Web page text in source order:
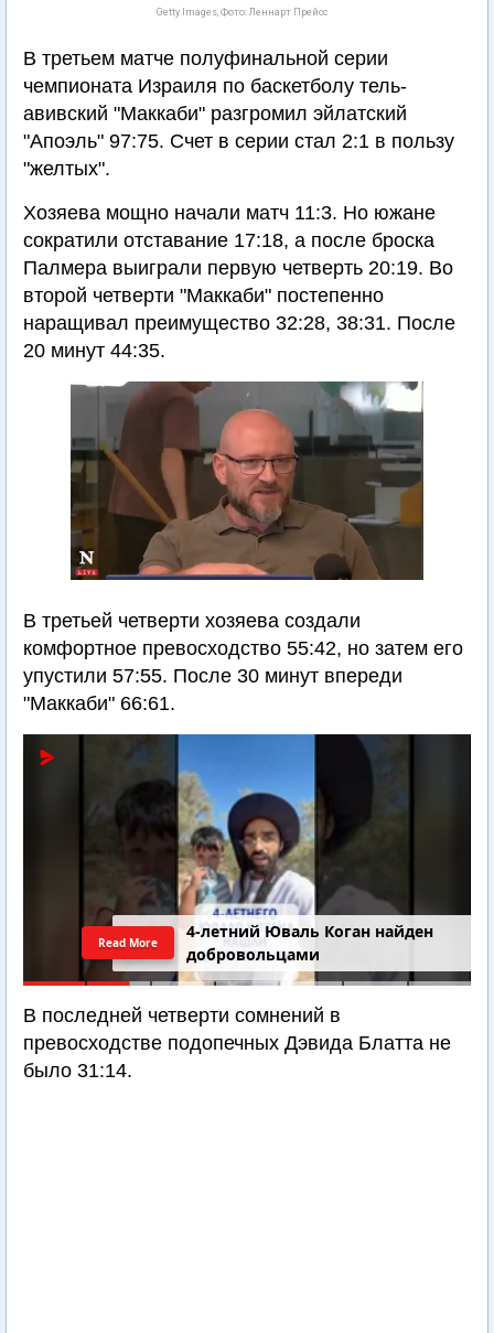
Getty Images, Фото: Леннарт Прейсс
В третьем матче полуфинальной серии
чемпионата Израиля по баскетболу тель-
авивский "Маккаби" разгромил эйлатский
"Апоэль" 97:75. Счет в серии стал 2:1 в пользу
"желтых".
Хозяева мощно начали матч 11:3. Но южане
сократили отставание 17:18, а после броска
Палмера выиграли первую четверть 20:19. Во
второй четверти "Маккаби" постепенно
наращивал преимущество 32:28, 38:31. После
20 минут 44:35.
В третьей четверти хозяева создали
комфортное превосходство 55:42, но затем его
упустили 57:55. После 30 минут впереди
"Маккаби" 66:61.
4-летний Юваль Коган найден
добровольцами
Read More
В последней четверти сомнений в
превосходстве подопечных Дэвида Блатта не
было 31:14.